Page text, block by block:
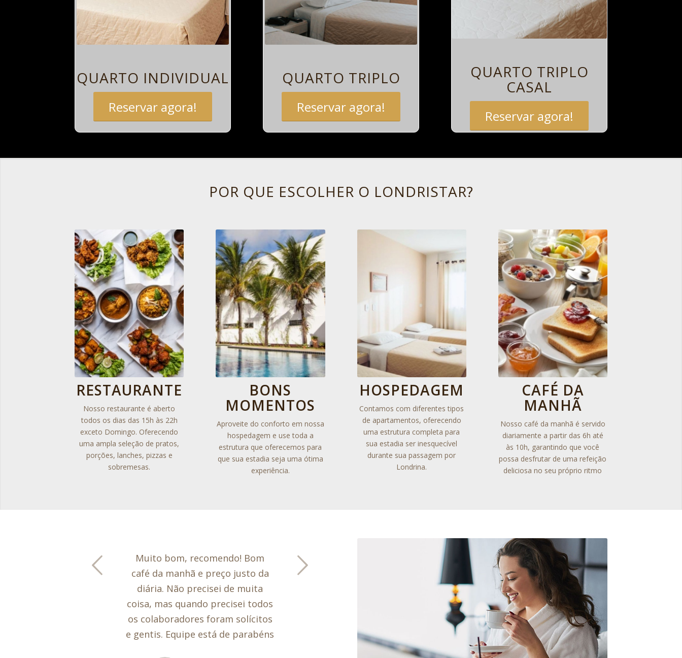
QUARTO INDIVIDUAL
Reservar agora!
QUARTO TRIPLO
Reservar agora!
QUARTO TRIPLO
CASAL
Reservar agora!
POR QUE ESCOLHER O LONDRISTAR?
RESTAURANTE
Nosso restaurante é aberto
todos os dias das 15h às 22h
exceto Domingo. Oferecendo
uma ampla seleção de pratos,
porções, lanches, pizzas e
sobremesas.
BONS
MOMENTOS
Aproveite do conforto em nossa
hospedagem e use toda a
estrutura que oferecemos para
que sua estadia seja uma ótima
experiência.
HOSPEDAGEM
Contamos com diferentes tipos
de apartamentos, oferecendo
uma estrutura completa para
sua estadia ser inesquecível
durante sua passagem por
Londrina.
CAFÉ DA
MANHÃ
Nosso café da manhã é servido
diariamente a partir das 6h até
às 10h, garantindo que você
possa desfrutar de uma refeição
deliciosa no seu próprio ritmo
Nunca me hospedei no hotel,
entretanto já o visitei diversas
vezes em congressos e cursos
educacionais. Os carros antigos e
mais alguns objetos são
encantadores! Irei voltar com
Próximo